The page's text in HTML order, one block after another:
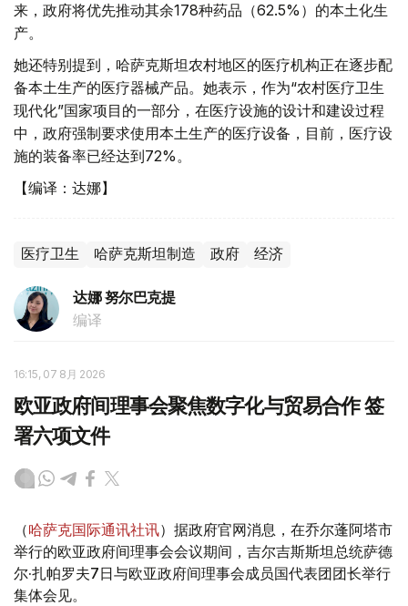
来，政府将优先推动其余178种药品（62.5%）的本土化生
产。
她还特别提到，哈萨克斯坦农村地区的医疗机构正在逐步配
备本土生产的医疗器械产品。她表示，作为“农村医疗卫生
现代化”国家项目的一部分，在医疗设施的设计和建设过程
中，政府强制要求使用本土生产的医疗设备，目前，医疗设
施的装备率已经达到72%。
【编译：达娜】
医疗卫生 哈萨克斯坦制造 政府 经济
达娜 努尔巴克提
编译
16:15, 07 8月 2026
欧亚政府间理事会聚焦数字化与贸易合作 签
署六项文件
（哈萨克国际通讯社讯）据政府官网消息，在乔尔蓬阿塔市
举行的欧亚政府间理事会会议期间，吉尔吉斯斯坦总统萨德
尔·扎帕罗夫7日与欧亚政府间理事会成员国代表团团长举行
集体会见。